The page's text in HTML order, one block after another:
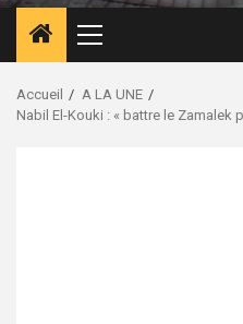
Menu
principal
Accueil
A LA UNE
Nabil El-Kouki : « battre le Zamalek